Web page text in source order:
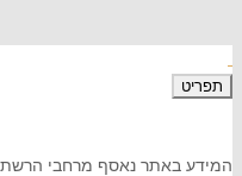
תפריט
המידע באתר נאסף מרחבי הרשת